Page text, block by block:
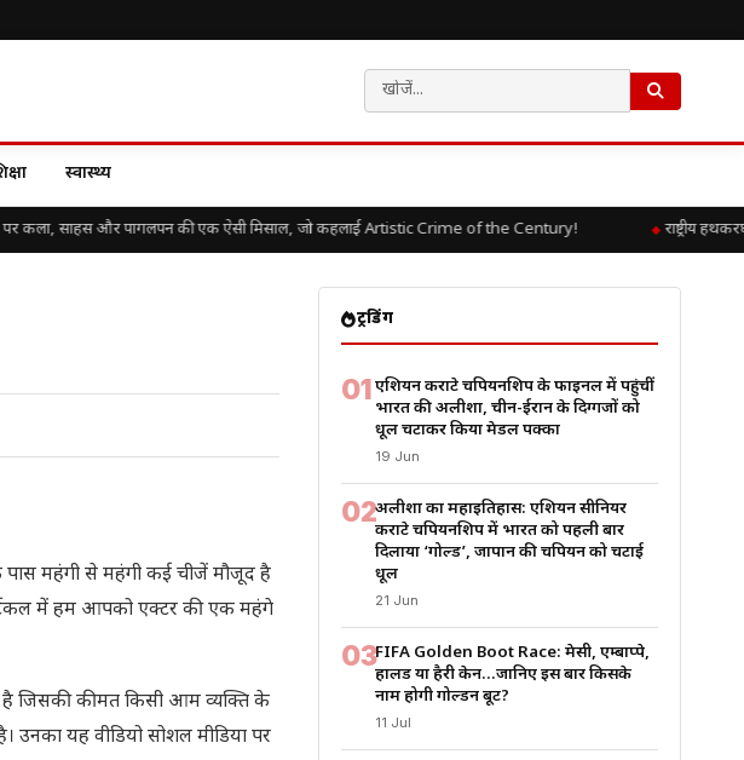
स्वास्थ्य
कला, साहस और पागलपन की एक ऐसी मिसाल, जो कहलाई Artistic Crime of the Century! राष्ट्रीय
महंगी से महंगी कई चीजें मौजूद है
में हम आपको एक्टर की एक महंगे
जिसकी कीमत किसी आम व्यक्ति के
यह वीडियो सोशल मीडिया पर
ट्रेंडिंग
01एशियन कराटे चैंपियनशिप के फाइनल में पहुंचीं
भारत की अलीशा, चीन-ईरान के दिग्गजों को
धूल चटाकर किया मेडल पक्का
19 Jun
02अलीशा का महाइतिहास: एशियन सीनियर
कराटे चैंपियनशिप में भारत को पहली बार
दिलाया ‘गोल्ड’, जापान की चैंपियन को चटाई
धूल
21 Jun
03FIFA Golden Boot Race: मेसी, एम्बाप्पे,
हालैंड या हैरी केन…जानिए इस बार किसके
नाम होगी गोल्डन बूट?
11 Jul